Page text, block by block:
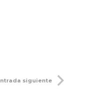
siguiente